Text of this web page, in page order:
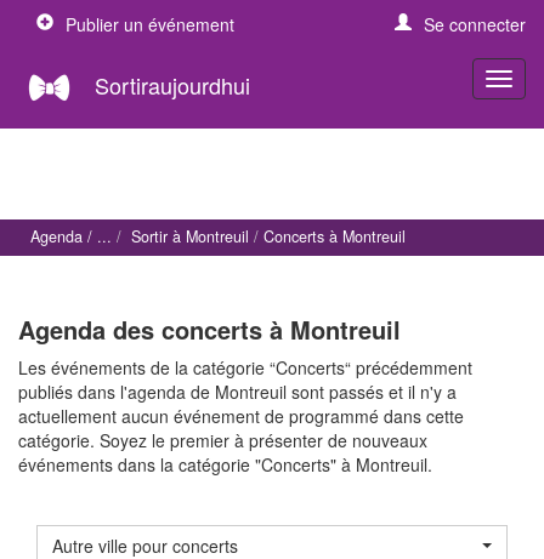
Publier un événement Se connecter
Sortiraujourdhui
Agenda Sortir à Montreuil Concerts à Montreuil
Agenda des concerts à Montreuil
Les événements de la catégorie “Concerts“ précédemment
publiés dans l'agenda de Montreuil sont passés et il n'y a
actuellement aucun événement de programmé dans cette
catégorie. Soyez le premier à présenter de nouveaux
événements dans la catégorie "Concerts" à Montreuil.
Autre ville pour concerts